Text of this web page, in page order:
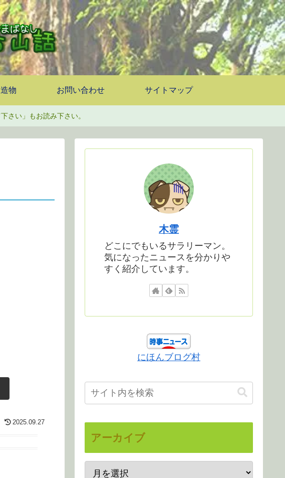
物 お問い合わせ サイトマップ
さい」もお読み下さい。
2025.09.27
木霊
どこにでもいるサラリーマン。
気になったニュースを分かりや
すく紹介しています。
にほんブログ村
アーカイブ